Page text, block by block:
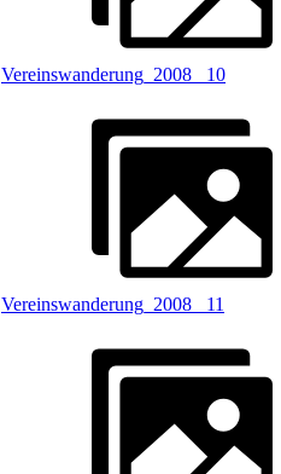
Vereinswanderung_2008 _10
Vereinswanderung_2008 _11